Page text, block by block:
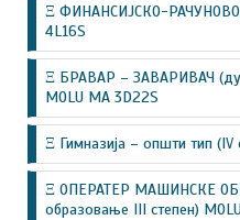
Ξ ФИНАНСИЈСКО-
4L16S
Ξ БРАВАР – ЗАВАРИВАЧ
MOLU MA 3D22S
Ξ Гимназија – општи тип (IV
Ξ ОПЕРАТЕР МАШИНСКЕ
образовање III степен)